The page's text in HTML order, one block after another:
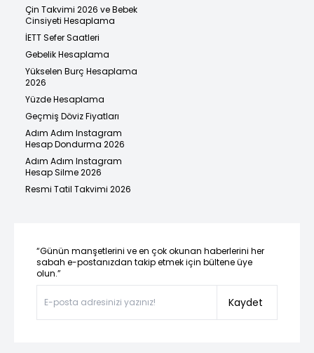
Çin Takvimi 2026 ve Bebek
Cinsiyeti Hesaplama
İETT Sefer Saatleri
Gebelik Hesaplama
Yükselen Burç Hesaplama
2026
Yüzde Hesaplama
Geçmiş Döviz Fiyatları
Adım Adım Instagram
Hesap Dondurma 2026
Adım Adım Instagram
Hesap Silme 2026
Resmi Tatil Takvimi 2026
“Günün manşetlerini ve en çok okunan haberlerini her
sabah e-postanızdan takip etmek için bültene üye
olun.”
Kaydet